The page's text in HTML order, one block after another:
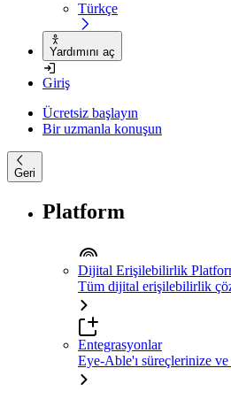
Türkçe
Yardımını aç
Giriş
Ücretsiz başlayın
Bir uzmanla konuşun
Geri
Platform
Dijital Erişilebilirlik
Tüm dijital erişilebilirlik
Entegrasyonlar
Eye-Able'ı süreçlerinize ve